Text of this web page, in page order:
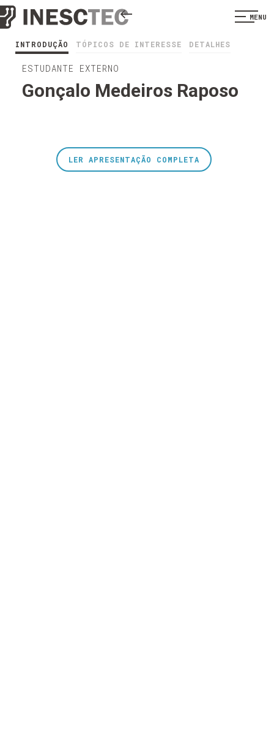
MENU
INTRODUÇÃO TÓPICOS DE INTERESSE DETALHES
ESTUDANTE EXTERNO
Gonçalo Medeiros Raposo
LER APRESENTAÇÃO COMPLETA